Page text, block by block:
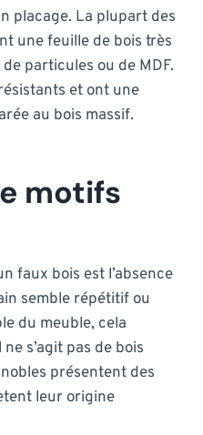
placage. La plupart des
une feuille de bois très
particules ou de MDF.
et ont une
au bois massif.
motifs
faux bois est l’absence
semble répétitif ou
du meuble, cela
s’agit pas de bois
présentent des
leur origine